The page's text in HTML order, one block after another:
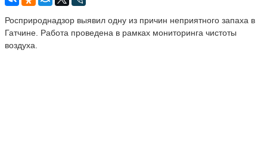
Росприроднадзор выявил одну из причин неприятного запаха в
Гатчине. Работа проведена в рамках мониторинга чистоты
воздуха.